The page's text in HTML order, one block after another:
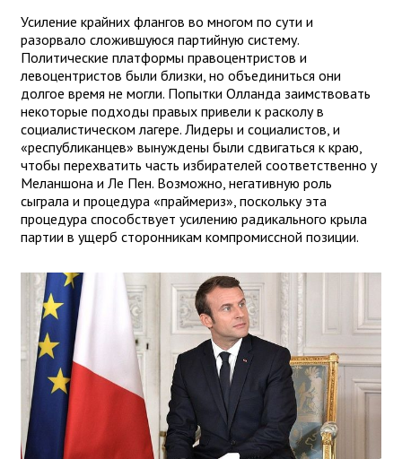
Усиление крайних флангов во многом по сути и
разорвало сложившуюся партийную систему.
Политические платформы правоцентристов и
левоцентристов были близки, но объединиться они
долгое время не могли. Попытки Олланда заимствовать
некоторые подходы правых привели к расколу в
социалистическом лагере. Лидеры и социалистов, и
«республиканцев» вынуждены были сдвигаться к краю,
чтобы перехватить часть избирателей соответственно у
Меланшона и Ле Пен. Возможно, негативную роль
сыграла и процедура «праймериз», поскольку эта
процедура способствует усилению радикального крыла
партии в ущерб сторонникам компромиссной позиции.